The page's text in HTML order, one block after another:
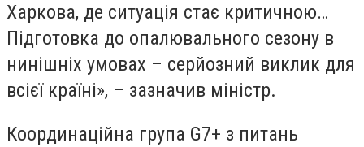
Харкова, де ситуація стає критичною…
Підготовка до опалювального сезону в
нинішніх умовах – серйозний виклик для
всієї країні», – зазначив міністр.
Координаційна група G7+ з питань